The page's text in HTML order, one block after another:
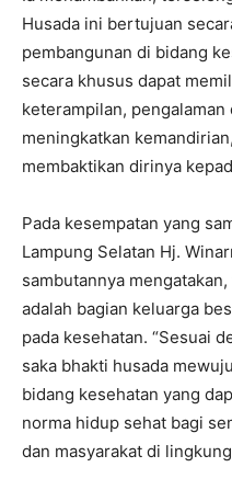
Husada ini bertujuan
pembangunan di bidang
secara khusus dapat
keterampilan,
meningkatkan
membaktikan dirinya
Pada kesempatan yang
Lampung Selatan Hj.
sambutannya
adalah bagian keluarga
pada kesehatan. “Sesuai
saka bhakti husada
bidang kesehatan yang
norma hidup sehat bagi
dan masyarakat di